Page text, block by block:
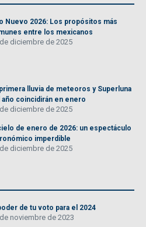
Nuevo 2026: Los propósitos más
entre los mexicanos
diciembre de 2025
lluvia de meteoros y Superluna
año coincidirán en enero
diciembre de 2025
de enero de 2026: un espectáculo
imperdible
diciembre de 2025
de tu voto para el 2024
noviembre de 2023